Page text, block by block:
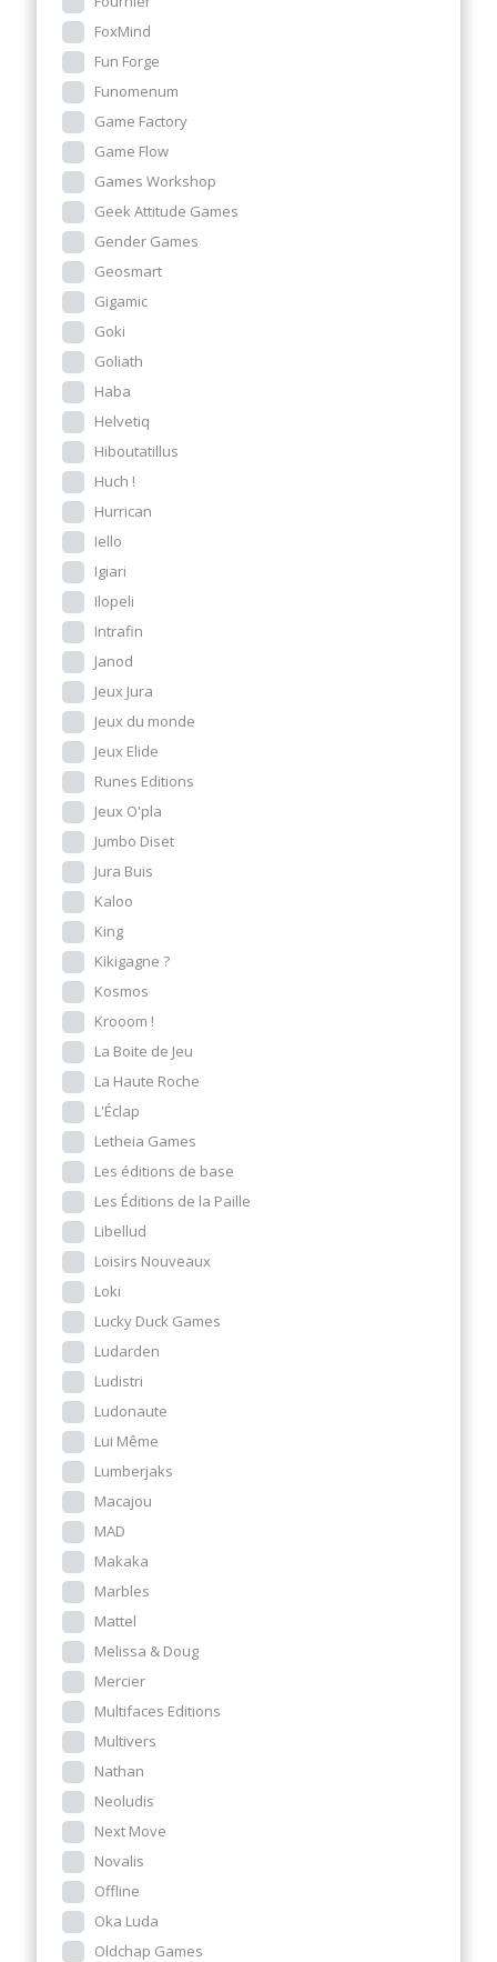
FoxMind
Fun Forge
Funomenum
Game Factory
Game Flow
Games Workshop
Geek Attitude Games
Gender Games
Geosmart
Gigamic
Goki
Goliath
Haba
Helvetiq
Hiboutatillus
Huch !
Hurrican
Iello
Igiari
Ilopeli
Intrafin
Janod
Jeux Jura
Jeux du monde
Jeux Elide
Runes Editions
Jeux O'pla
Jumbo Diset
Jura Buis
Kaloo
King
Kikigagne ?
Kosmos
Krooom !
La Boite de Jeu
La Haute Roche
L'Éclap
Letheia Games
Les éditions de base
Les Éditions de la Paille
Libellud
Loisirs Nouveaux
Loki
Lucky Duck Games
Ludarden
Ludistri
Ludonaute
Lui Même
Lumberjaks
Macajou
MAD
Makaka
Marbles
Mattel
Melissa & Doug
Mercier
Multifaces Editions
Multivers
Nathan
Neoludis
Next Move
Novalis
Offline
Oka Luda
Oldchap Games